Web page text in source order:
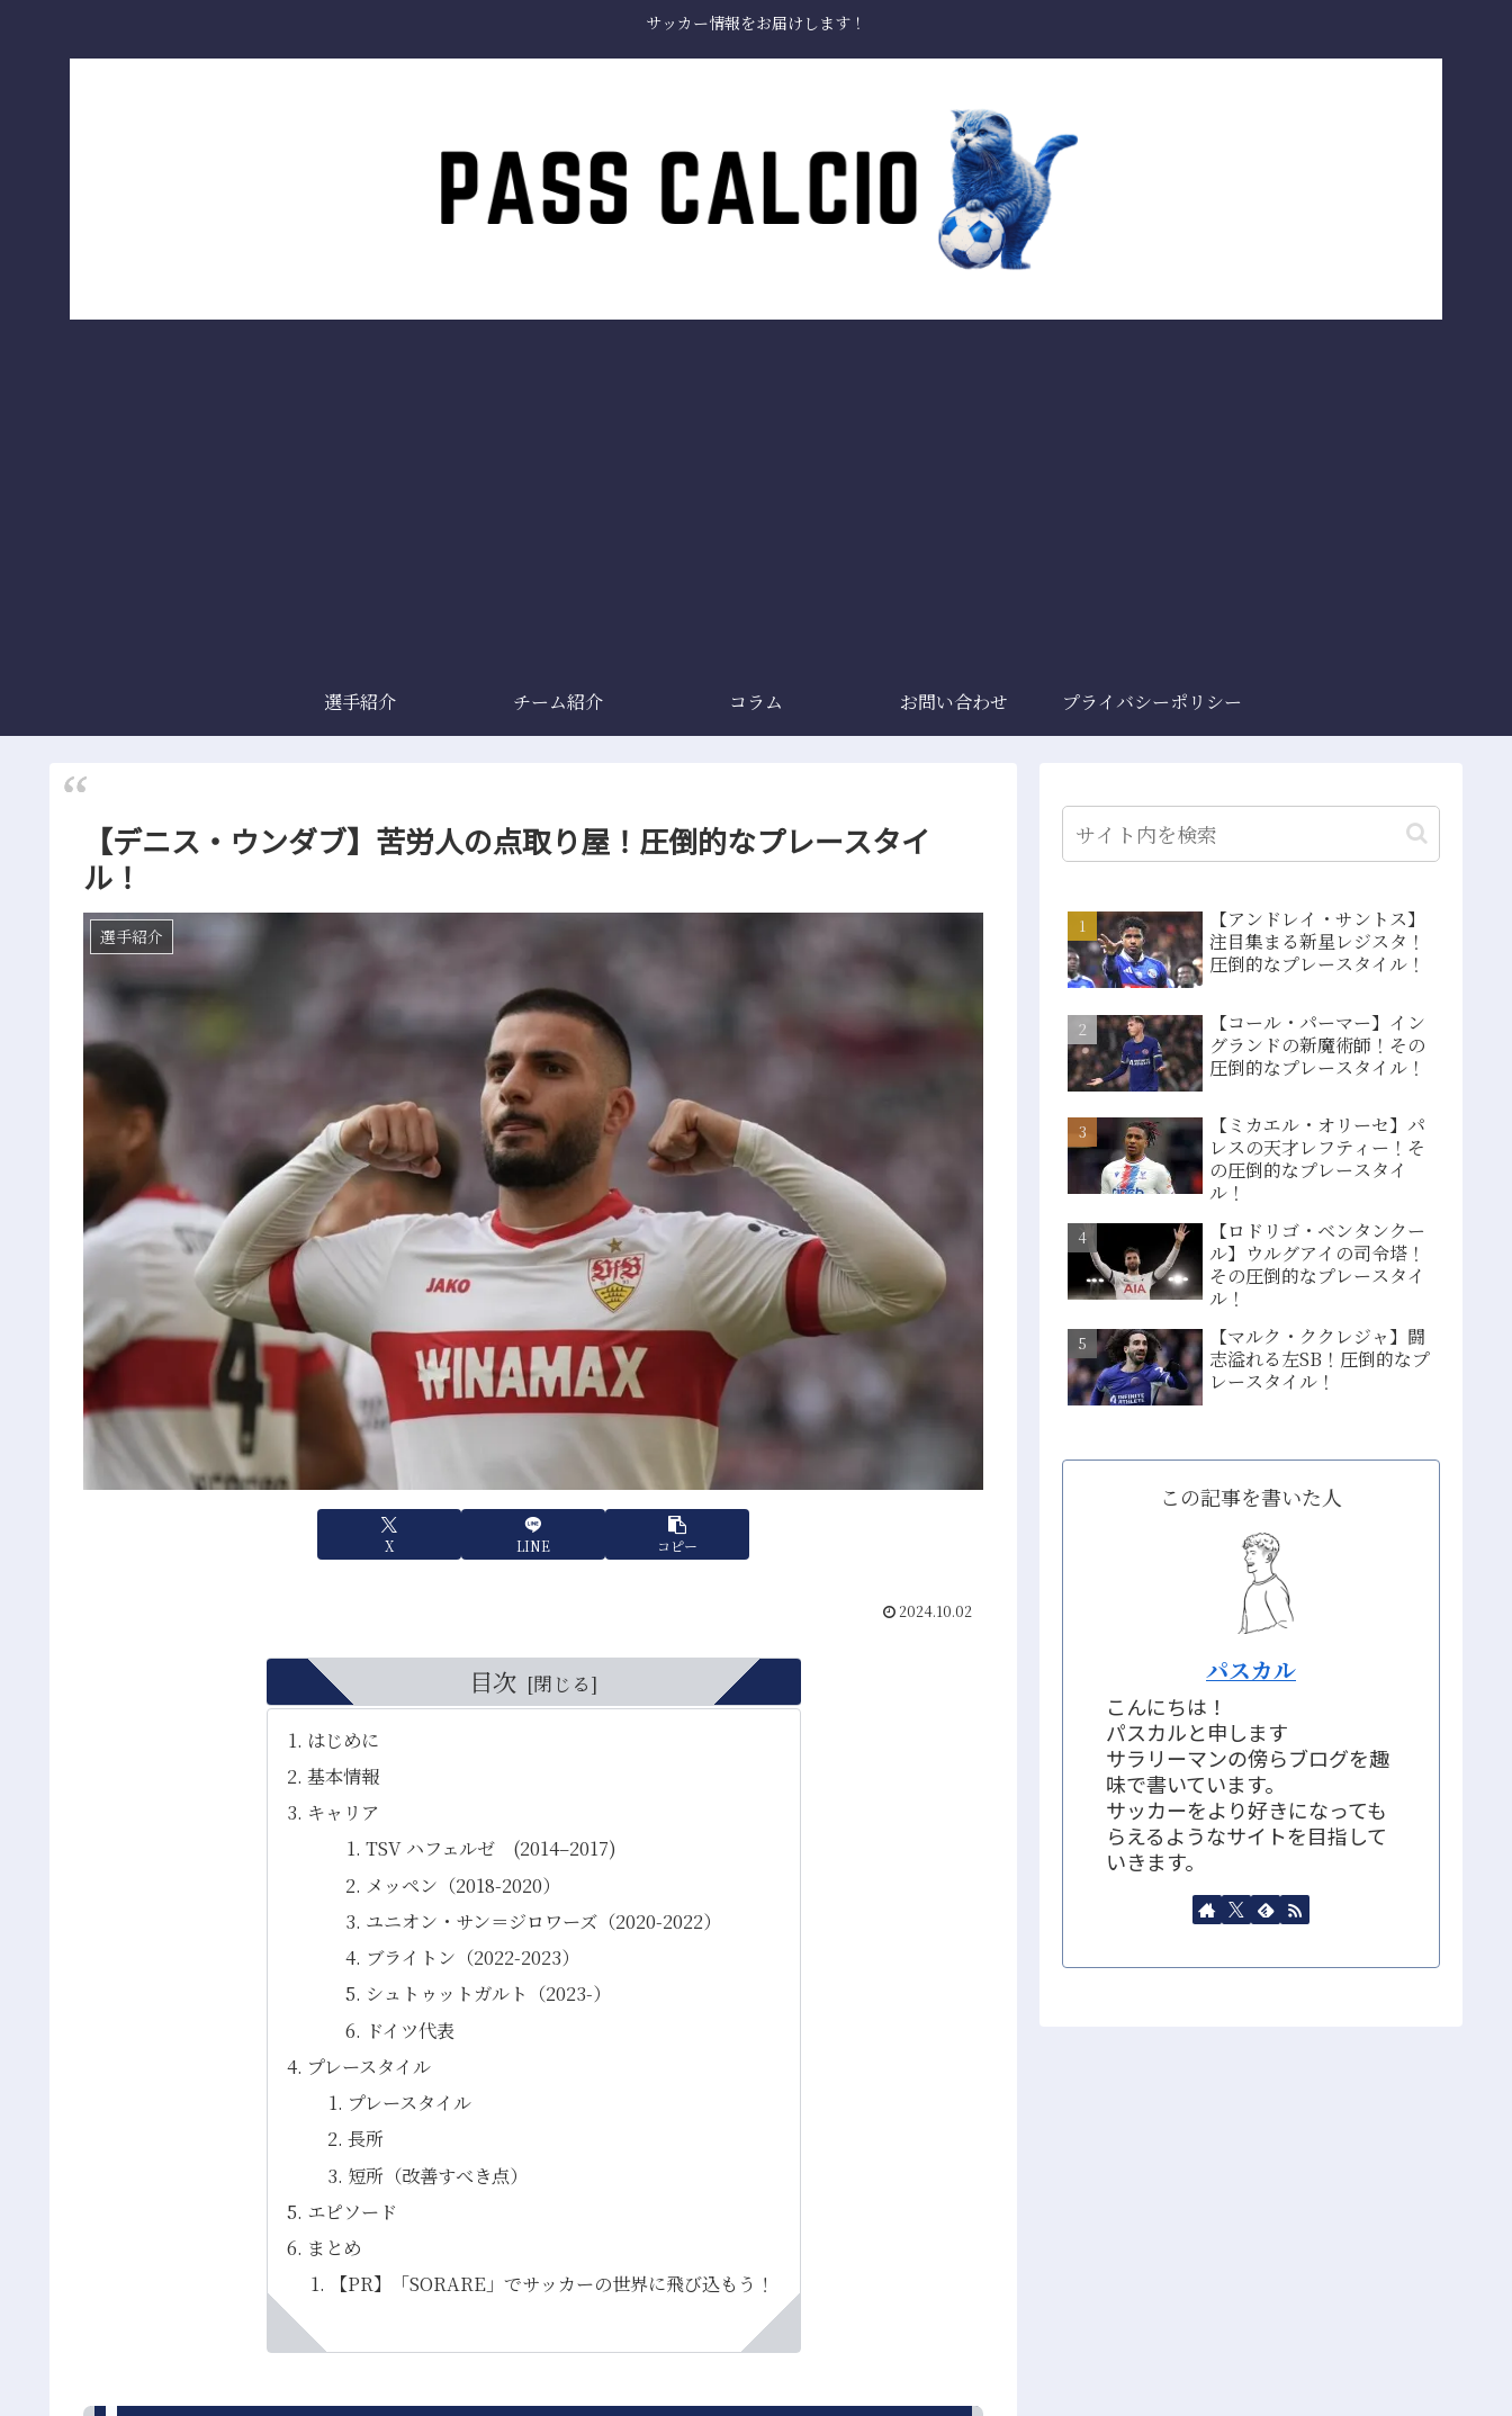
サッカー情報をお届けします！
選手紹介 チーム紹介 コラム お問い合わせ プライバシーポリシー
【デニス・ウンダブ】苦労人の点取り屋！圧倒的なプレースタイ
ル！
選手紹介
X LINE コピー
2024.10.02
目次
はじめに
基本情報
キャリア
TSV ハフェルゼ (2014–2017)
メッペン（2018-2020）
ユニオン・サン＝ジロワーズ（2020-2022）
ブライトン（2022-2023）
シュトゥットガルト（2023-）
ドイツ代表
プレースタイル
プレースタイル
長所
短所（改善すべき点）
エピソード
まとめ
【PR】「SORARE」でサッカーの世界に飛び込もう！
【アンドレイ・サントス】
注目集まる新星レジスタ！
圧倒的なプレースタイル！
【コール・パーマー】イン
グランドの新魔術師！その
圧倒的なプレースタイル！
【ミカエル・オリーセ】パ
レスの天才レフティー！そ
の圧倒的なプレースタイ
ル！
【ロドリゴ・ベンタンクー
ル】ウルグアイの司令塔！
その圧倒的なプレースタイ
ル！
【マルク・ククレジャ】闘
志溢れる左SB！圧倒的なプ
レースタイル！
この記事を書いた人
パスカル
こんにちは！
パスカルと申します
サラリーマンの傍らブログを趣
味で書いています。
サッカーをより好きになっても
らえるようなサイトを目指して
いきます。